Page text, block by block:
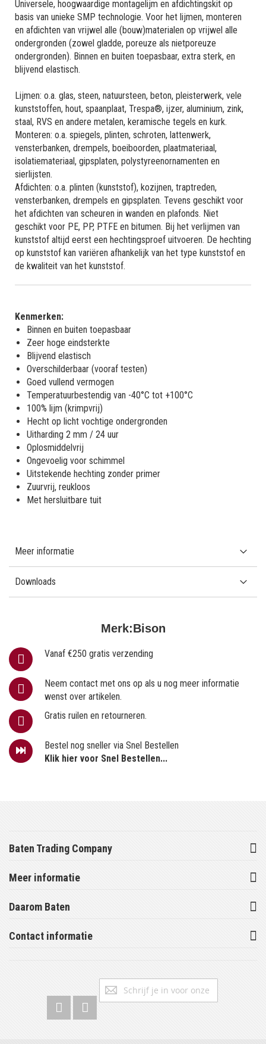
Merk:Bison
Vanaf €250 gratis verzending
Neem contact met ons op als u nog meer informatie
wenst over artikelen.
Gratis ruilen en retourneren.
Bestel nog sneller via Snel Bestellen
Klik hier voor Snel Bestellen...
Universele, hoogwaardige montagelijm en afdichtingskit op
basis van unieke SMP technologie. Voor het lijmen, monteren
en afdichten van vrijwel alle (bouw)materialen op vrijwel alle
ondergronden (zowel gladde, poreuze als nietporeuze
ondergronden). Binnen en buiten toepasbaar, extra sterk, en
blijvend elastisch.
Lijmen: o.a. glas, steen, natuursteen, beton, pleisterwerk, vele
kunststoffen, hout, spaanplaat, Trespa®, ijzer, aluminium, zink,
staal, RVS en andere metalen, keramische tegels en kurk.
Monteren: o.a. spiegels, plinten, schroten, lattenwerk,
vensterbanken, drempels, boeiboorden, plaatmateriaal,
isolatiemateriaal, gipsplaten, polystyreenornamenten en
sierlijsten.
Afdichten: o.a. plinten (kunststof), kozijnen, traptreden,
vensterbanken, drempels en gipsplaten. Tevens geschikt voor
het afdichten van scheuren in wanden en plafonds. Niet
geschikt voor PE, PP, PTFE en bitumen. Bij het verlijmen van
kunststof altijd eerst een hechtingsproef uitvoeren. De hechting
op kunststof kan variëren afhankelijk van het type kunststof en
de kwaliteit van het kunststof.
Kenmerken:
Binnen en buiten toepasbaar
Zeer hoge eindsterkte
Blijvend elastisch
Overschilderbaar (vooraf testen)
Goed vullend vermogen
Temperatuurbestendig van -40°C tot +100°C
100% lijm (krimpvrij)
Hecht op licht vochtige ondergronden
Uitharding 2 mm / 24 uur
Oplosmiddelvrij
Ongevoelig voor schimmel
Uitstekende hechting zonder primer
Zuurvrij, reukloos
Met hersluitbare tuit
Meer informatie
Downloads
Baten Trading Company
Meer informatie
Daarom Baten
Contact informatie
Abonneer